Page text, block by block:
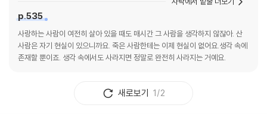
p.535
사랑하는 사람이 여전히 살아 있을 때도 매시간 그 사람을 생각하지 않잖아. 산
사람은 자기 현실이 있으니까요. 죽은 사람한테는 이제 현실이 없어요.생각 속에
존재할 뿐이죠. 생각 속에서도 사라지면 정말로 완전히 사라지는 거예요.
새로보기 1/2